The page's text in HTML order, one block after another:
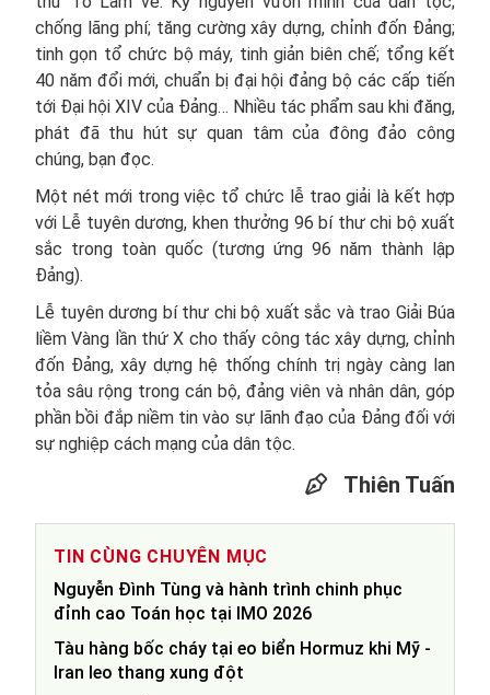
chống lãng phí; tăng cường xây dựng, chỉnh đốn Đảng;
tinh gọn tổ chức bộ máy, tinh giản biên chế; tổng kết
40 năm đổi mới, chuẩn bị đại hội đảng bộ các cấp tiến
tới Đại hội XIV của Đảng… Nhiều tác phẩm sau khi đăng,
phát đã thu hút sự quan tâm của đông đảo công
chúng, bạn đọc.
Một nét mới trong việc tổ chức lễ trao giải là kết hợp
với Lễ tuyên dương, khen thưởng 96 bí thư chi bộ xuất
sắc trong toàn quốc (tương ứng 96 năm thành lập
Đảng).
Lễ tuyên dương bí thư chi bộ xuất sắc và trao Giải Búa
liềm Vàng lần thứ X cho thấy công tác xây dựng, chỉnh
đốn Đảng, xây dựng hệ thống chính trị ngày càng lan
tỏa sâu rộng trong cán bộ, đảng viên và nhân dân, góp
phần bồi đắp niềm tin vào sự lãnh đạo của Đảng đối với
sự nghiệp cách mạng của dân tộc.
Thiên Tuấn
TIN CÙNG CHUYÊN MỤC
Nguyễn Đình Tùng và hành trình chinh phục
đỉnh cao Toán học tại IMO 2026
Tàu hàng bốc cháy tại eo biển Hormuz khi Mỹ -
Iran leo thang xung đột